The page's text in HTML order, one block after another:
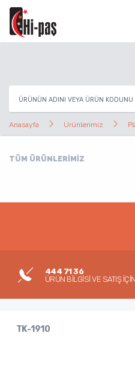
Anasayfa Ürünlerimiz
TÜM ÜRÜNLERİMİZ
444 71 36
ÜRÜN BİLGİSİ VE SATIŞ İÇİN
TK-1910